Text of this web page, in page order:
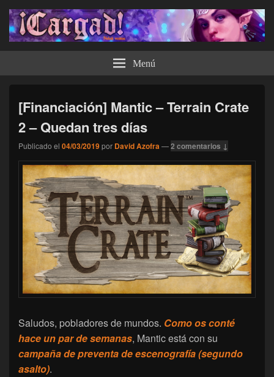
¡Cargad! Menú
[Financiación] Mantic – Terrain Crate
2 – Quedan tres días
Publicado el 04/03/2019por David Azofra—2 comentarios ↓
Saludos, pobladores de mundos. Como os conté
hace un par de semanas, Mantic está con su
campaña de preventa de escenografía (segundo
asalto).